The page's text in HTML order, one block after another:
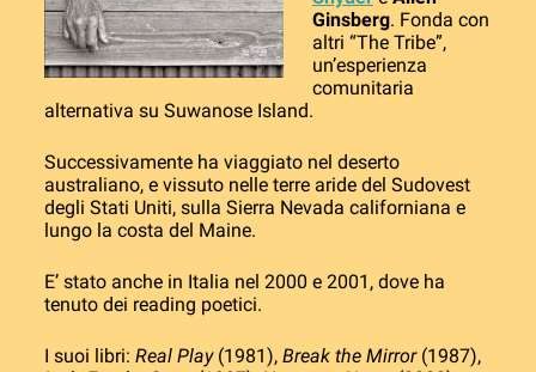
Ginsberg. Fonda con
altri “The Tribe”,
un’esperienza
comunitaria
alternativa su Suwanose Island.
Successivamente ha viaggiato nel deserto
australiano, e vissuto nelle terre aride del Sudovest
degli Stati Uniti, sulla Sierra Nevada californiana e
lungo la costa del Maine.
E’ stato anche in Italia nel 2000 e 2001, dove ha
tenuto dei reading poetici.
I suoi libri: Real Play(1981), Break the Mirror(1987),